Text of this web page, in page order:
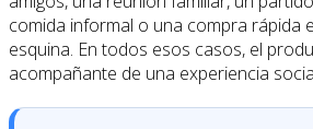
comida informal o una compra rápida
esquina. En todos esos casos, el
acompañante de una experiencia